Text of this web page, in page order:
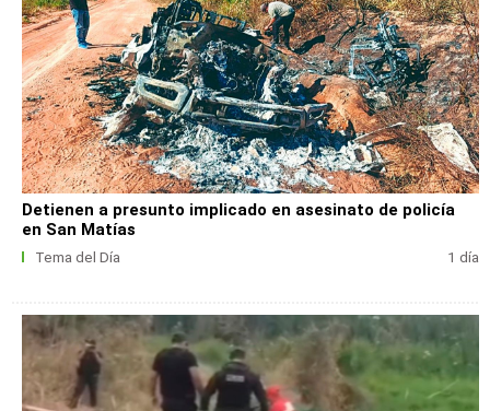
Detienen a presunto implicado en asesinato de policía
en San Matías
Tema del Día 1 día